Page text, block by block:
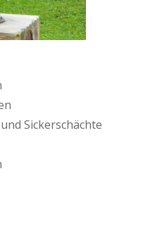
Sickerschächte